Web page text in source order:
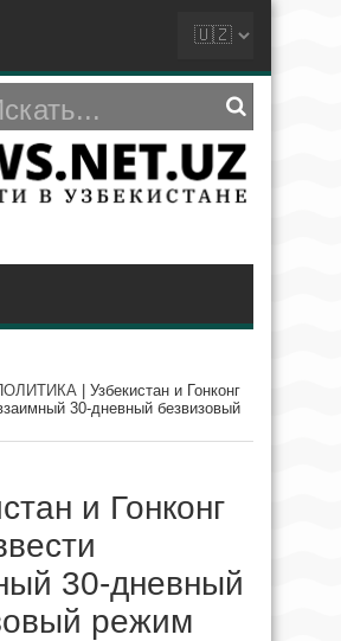
Узбекистан и Гонконг
30-дневный безвизовый
и Гонконг
30-дневный
режим